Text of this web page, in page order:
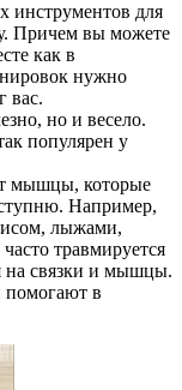
инструментов для
Причем вы можете
как в
нужно
вас.
но и весело.
популярен у
мышцы, которые
Например,
лыжами,
травмируется
на связки и мышцы.
помогают в